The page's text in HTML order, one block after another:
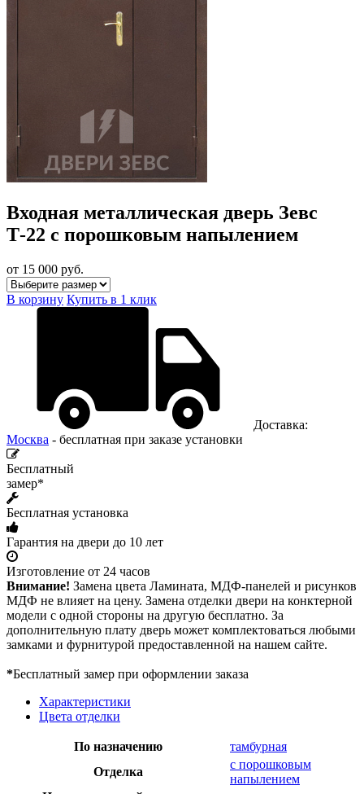
Входная металлическая дверь Зевс
Т-22 с порошковым напылением
от 15 000 руб.
В корзину Купить в 1 клик
Доставка:
Москва - бесплатная при заказе установки
Бесплатный
замер*
Бесплатная установка
Гарантия на двери до 10 лет
Изготовление от 24 часов
Внимание! Замена цвета Ламината, МДФ-панелей и рисунков
МДФ не влияет на цену. Замена отделки двери на конктерной
модели с одной стороны на другую бесплатно. За
дополнительную плату дверь может комплектоваться любыми
замками и фурнитурой предоставленной на нашем сайте.
*Бесплатный замер при оформлении заказа
Характеристики
Цвета отделки
По назначению
тамбурная
Отделка
с порошковым
напылением